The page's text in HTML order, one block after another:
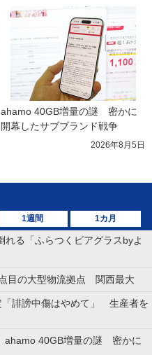
ahamo 40GB増量の謎　密かに
開幕したサブブランド戦争
2026年8月5日
1週間 1カ月
る「ふらつくビアグラスbyよ
目の大型物流拠点 関西最大
「誹謗中傷はやめて」 生産者を
ahamo 40GB増量の謎 密かに